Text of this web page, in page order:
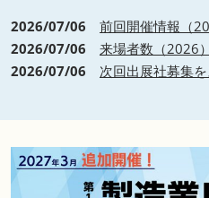
2026/07/06 前回開催情報（
2026/07/06 来場者数（2026
2026/07/06
次回出展社募集